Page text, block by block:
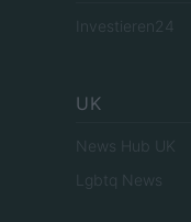
Investieren24
UK
News Hub UK
Lgbtq News